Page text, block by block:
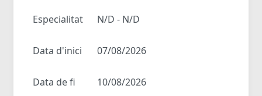
Especialitat N/D - N/D
Data d'inici 07/08/2026
Data de fi 10/08/2026